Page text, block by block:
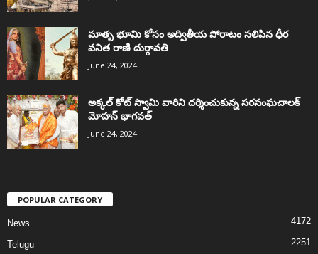
మాతృ భూమి కోసం అద్వితీయ పోరాటం సలిపిన ధీర
వనిత రాణి దుర్గావతి
June 24, 2024
అక్కల్‌ కోట్‌ స్వామి వారిని దర్శించుకున్న సరసంఘచాలక్
మోహన్ భాగవత్
June 24, 2024
POPULAR CATEGORY
News 4172
Telugu 2251